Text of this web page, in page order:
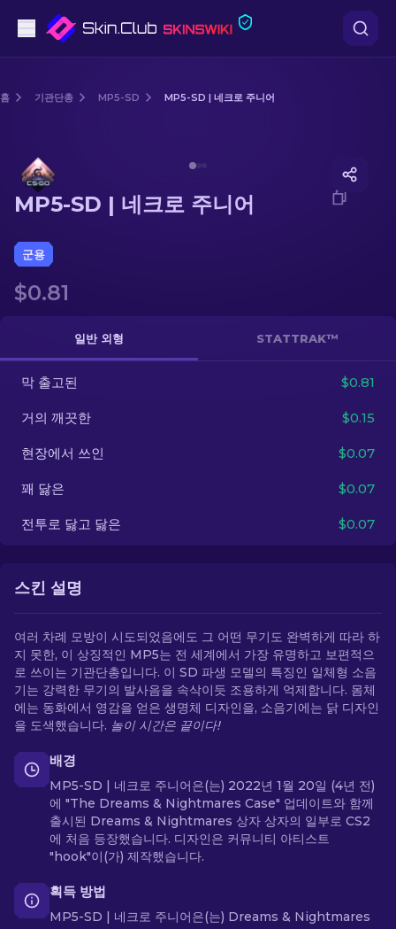
저격소총
장갑
케이스
기타
홈 기관단총 MP5-SD MP5-SD | 네크로 주니어
MP5-SD | 네크로 주니어
군용
$0.81
일반 외형 STATTRAK™
막 출고된 $0.81
거의 깨끗한 $0.15
현장에서 쓰인 $0.07
꽤 닳은 $0.07
전투로 닳고 닳은 $0.07
스킨 설명
여러 차례 모방이 시도되었음에도 그 어떤 무기도 완벽하게 따라 하
지 못한, 이 상징적인 MP5는 전 세계에서 가장 유명하고 보편적으
로 쓰이는 기관단총입니다. 이 SD 파생 모델의 특징인 일체형 소음
기는 강력한 무기의 발사음을 속삭이듯 조용하게 억제합니다. 몸체
에는 동화에서 영감을 얻은 생명체 디자인을, 소음기에는 닭 디자인
을 도색했습니다. 놀이 시간은 끝이다!
배경
MP5-SD | 네크로 주니어은(는) 2022년 1월 20일 (4년 전)
에 "The Dreams & Nightmares Case" 업데이트와 함께
출시된 Dreams & Nightmares 상자 상자의 일부로 CS2
에 처음 등장했습니다. 디자인은 커뮤니티 아티스트
"hook"이(가) 제작했습니다.
획득 방법
MP5-SD | 네크로 주니어은(는) Dreams & Nightmares